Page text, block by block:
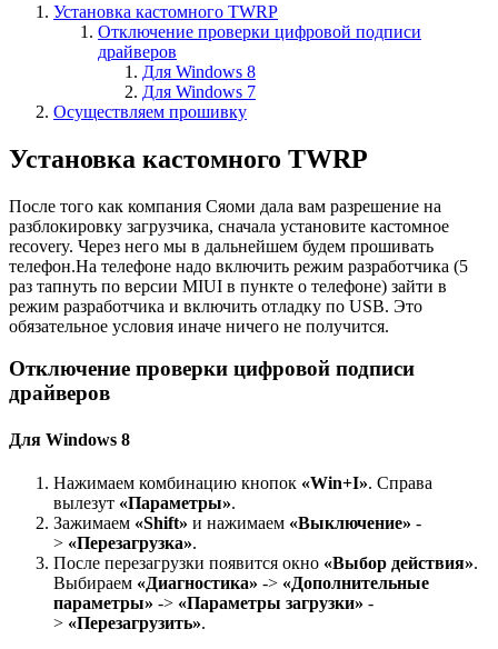
Установка кастомного TWRP
Отключение проверки цифровой подписи
драйверов
Для Windows 8
Для Windows 7
Осуществляем прошивку
Установка кастомного TWRP
После того как компания Сяоми дала вам разрешение на
разблокировку загрузчика, сначала установите кастомное
recovery. Через него мы в дальнейшем будем прошивать
телефон.На телефоне надо включить режим разработчика (5
раз тапнуть по версии MIUI в пункте о телефоне) зайти в
режим разработчика и включить отладку по USB. Это
обязательное условия иначе ничего не получится.
Отключение проверки цифровой подписи
драйверов
Для Windows 8
Нажимаем комбинацию кнопок «Win+I». Справа
вылезут «Параметры».
Зажимаем «Shift» и нажимаем «Выключение» -
> «Перезагрузка».
После перезагрузки появится окно «Выбор действия».
Выбираем «Диагностика» -> «Дополнительные
параметры» -> «Параметры загрузки» -
> «Перезагрузить».